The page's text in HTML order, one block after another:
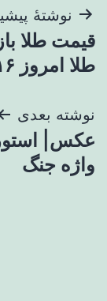
راهبری
نوشته
نوشتهٔ
قیمت طلا
طلا امروز ۱۶ دی ۱۴۰۳
نوشته بعدی
عکس|
واژه جنگ